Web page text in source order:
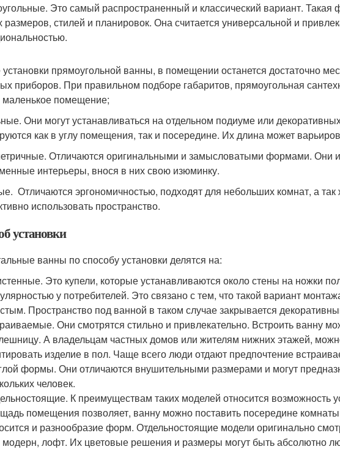
Это самый распространенный и классический вариант.
стилей и планировок. Она считается универсальной и
прямоугольной ванны, в помещении останется достаточно
приборов. При правильном подборе габаритов, прямоугольная
помещение;
Они могут устанавливаться на отдельном подиуме или
как в углу помещения, так и посередине. Их длина может
Отличаются оригинальными и замысловатыми формами. Они
интерьеры, внося в них свою изюминку.
Отличаются эргономичностью, подходят для небольших комнат, а
использовать пространство.
установки
ванны по способу установки делятся на:
Это купели, которые устанавливаются около стены на ножки
у потребителей. Это связано с тем, что такой вариант
Пространство под ванной в таком случае закрывается
Они смотрятся стильно и привлекательно. Встроить ванну
А владельцам частных домов или жителям нижних этажей,
изделие в пол. Чаще всего люди отдают предпочтение
формы. Они отличаются внушительными размерами и могут
человек.
К преимуществам таких моделей относится возможность
помещения позволяет, ванну можно поставить посередине
и разнообразие форм. Отдельностоящие модели оригинально
модерн, лофт. Их цветовые решения и размеры могут быть абсолютно